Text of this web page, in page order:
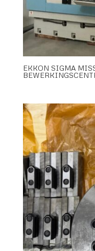
EKKON SIGMA